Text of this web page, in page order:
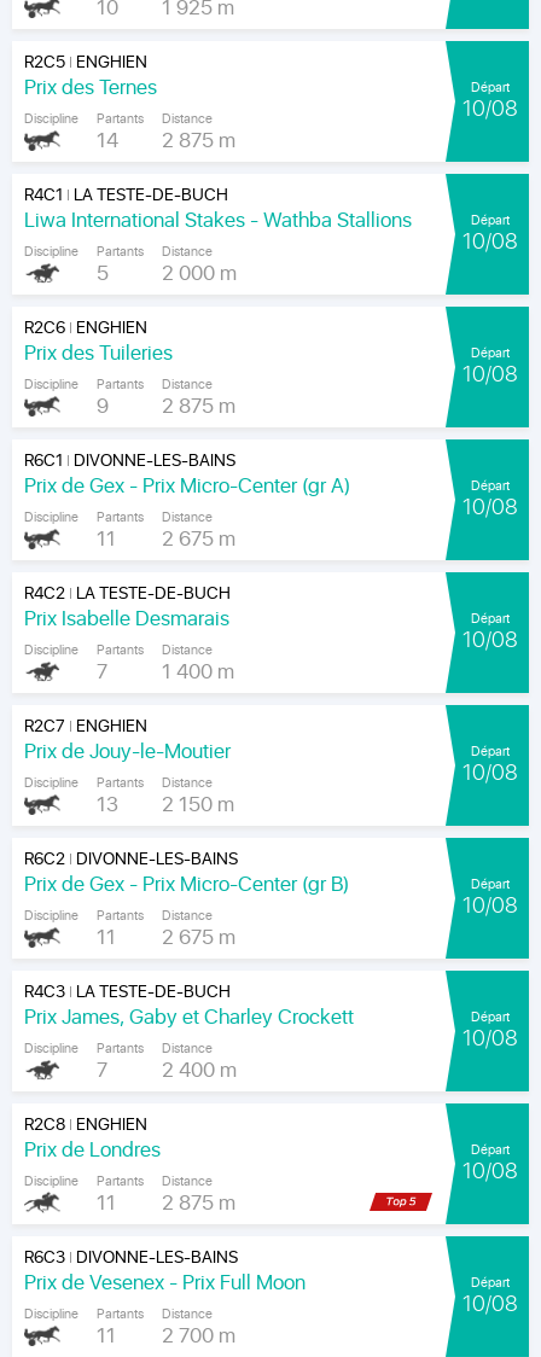
10 1 925 m
R2C5| ENGHIEN
Prix des Ternes
Discipline Partants
14
Distance
2 875 m
Départ
10/08
R4C1 | LA TESTE-DE-BUCH
Liwa International Stakes - Wathba Stallions
Discipline Partants
5
Distance
2 000 m
Départ
10/08
R2C6| ENGHIEN
Prix des Tuileries
Discipline Partants
9
Distance
2 875 m
Départ
10/08
R6C1 | DIVONNE-LES-BAINS
Prix de Gex - Prix Micro-Center (gr A)
Discipline Partants
11
Distance
2 675 m
Départ
10/08
R4C2| LA TESTE-DE-BUCH
Prix Isabelle Desmarais
Discipline Partants
7
Distance
1 400 m
Départ
10/08
R2C7 | ENGHIEN
Prix de Jouy-le-Moutier
Discipline Partants
13
Distance
2 150 m
Départ
10/08
R6C2| DIVONNE-LES-BAINS
Prix de Gex - Prix Micro-Center (gr B)
Discipline Partants
11
Distance
2 675 m
Départ
10/08
R4C3| LA TESTE-DE-BUCH
Prix James, Gaby et Charley Crockett
Discipline Partants
7
Distance
2 400 m
Départ
10/08
R2C8| ENGHIEN
Prix de Londres
Discipline Partants
11
Distance
2 875 m
Départ
10/08
R6C3| DIVONNE-LES-BAINS
Prix de Vesenex - Prix Full Moon
Discipline Partants
11
Distance
2 700 m
Départ
10/08